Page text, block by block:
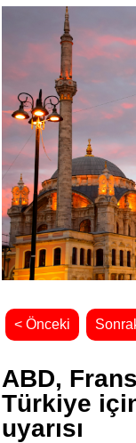
< Önceki
ABD,
Türkiye
uyarısı